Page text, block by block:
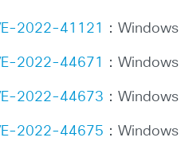
2022-41121 ：
2022-44671 ：
2022-44673 ：
2022-44675 ：